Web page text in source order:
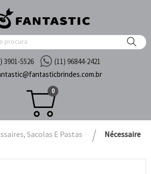
3901-5526
(11) 96844-2421
fantasticbrindes.com.br
0
Sacolas E Pastas
Nécessaire